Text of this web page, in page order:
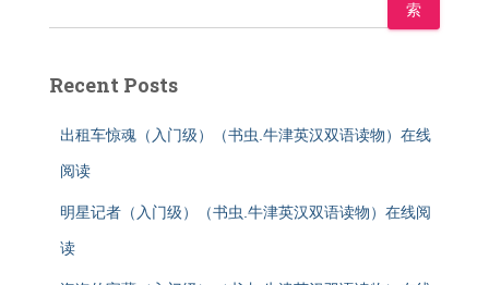
索
Recent Posts
出租车惊魂（入门级）（书虫.牛津英汉双语读物）在线
阅读
明星记者（入门级）（书虫.牛津英汉双语读物）在线阅
读